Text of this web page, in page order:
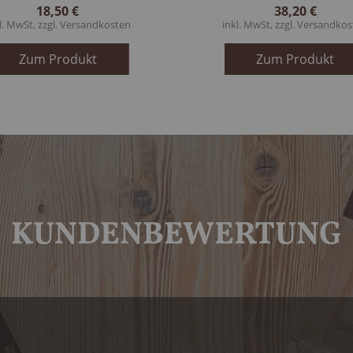
18,50 €
MwSt, zzgl. Versandkosten
Zum Produkt
38,20 €
inkl. MwSt, zzgl.
Zum Produkt
KUNDENBEWERTUNG